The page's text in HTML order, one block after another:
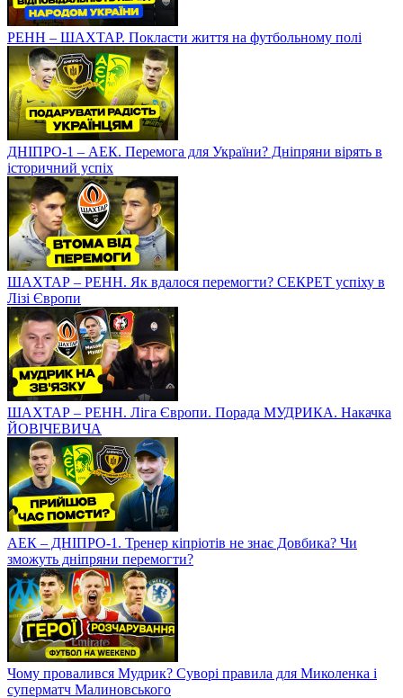
РЕНН – ШАХТАР. Покласти життя на футбольному полі
ДНІПРО-1 – АЕК. Перемога для України? Дніпряни вірять в
історичний успіх
ШАХТАР – РЕНН. Як вдалося перемогти? СЕКРЕТ успіху в
Лізі Європи
ШАХТАР – РЕНН. Ліга Європи. Порада МУДРИКА. Накачка
ЙОВІЧЕВИЧА
АЕК – ДНІПРО-1. Тренер кіпріотів не знає Довбика? Чи
зможуть дніпряни перемогти?
Чому провалився Мудрик? Суворі правила для Миколенка і
суперматч Малиновського